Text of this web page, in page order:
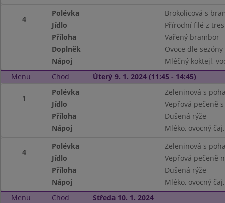
4
Polévka
Brokolicová s
Jídlo
Přírodní filé z
Příloha
Vařený brambor
Doplněk
Ovoce dle sezóny
Nápoj
Mléčný koktejl,
Menu
Chod Úterý 9. 1. 2024 (11:45 - 14:45)
1
Polévka
Zeleninová s
Jídlo
Vepřová pečeně
Příloha
Dušená rýže
Nápoj
Mléko, ovocný
4
Polévka
Zeleninová s
Jídlo
Vepřová pečeně
Příloha
Dušená rýže
Nápoj
Mléko, ovocný
Menu
Chod
Středa 10. 1. 2024